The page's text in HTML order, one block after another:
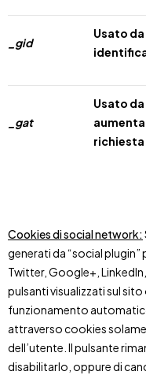
_gid
Usato
_gat
Usato
richiesta
Cookies di social network:
generati da “social
Twitter, Google+,
pulsanti visualizzati sul
funzionamento
attraverso cookies
dell’utente. Il pulsante
disabilitarlo, oppure di